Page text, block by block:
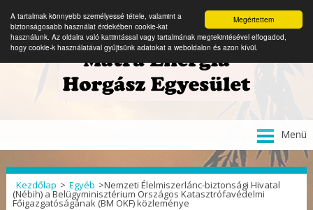
Megértettem
A tartalmak könnyebb személyessé tétele, valamint a
biztonságosabb használat érdekében cookie-kat
használunk. Az oldalra való kattintással vagy tartalmának megtekintésével elfogadod,
hogy cookie-k használatával gyűjtsünk adatokat a weboldalon és azon kívül.
Menü
Kezdőlap > Egyéb >Nemzeti Élelmiszerlánc-biztonsági Hivatal
(Nébih) a Belügyminisztérium Országos Katasztrófavédelmi
Főigazgatóságának (BM OKF) közleménye